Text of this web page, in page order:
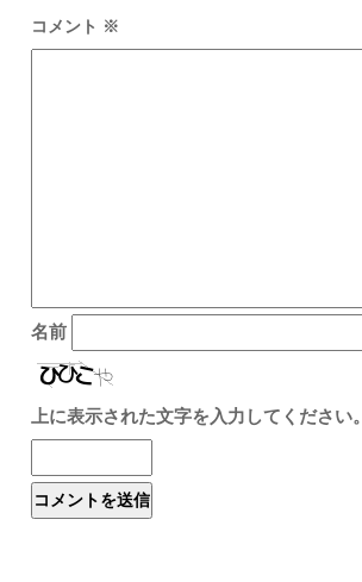
コメント ※
名前
上に表示された文字を入力してください。